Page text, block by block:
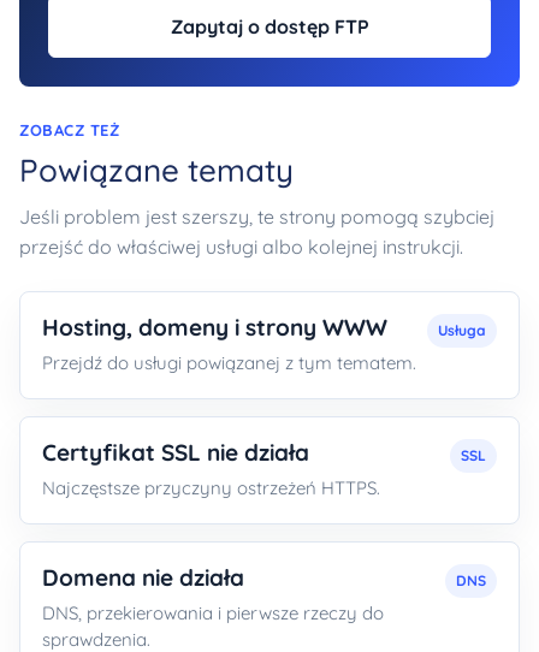
Zapytaj o dostęp FTP
ZOBACZ TEŻ
Powiązane tematy
Jeśli problem jest szerszy, te strony pomogą szybciej
przejść do właściwej usługi albo kolejnej instrukcji.
Hosting, domeny i strony WWW
Przejdź do usługi powiązanej z tym tematem.
Usługa
Certyfikat SSL nie działa
Najczęstsze przyczyny ostrzeżeń HTTPS.
SSL
Domena nie działa
DNS, przekierowania i pierwsze rzeczy do
sprawdzenia.
DNS